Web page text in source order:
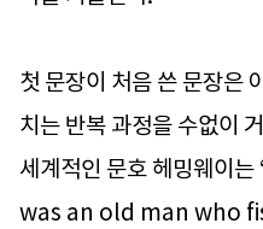
첫 문장이 처음 쓴 문장은
치는 반복 과정을 수없이
세계적인 문호 헤밍웨이는
was an old man who